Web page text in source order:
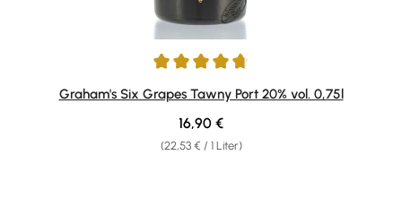
Durchschnittliche Bewertung von 4.77 von 5 Sternen
Graham's Six Grapes Tawny Port 20% vol. 0,75l
(22,53 € / 1 Liter)
Regulärer Preis:
16,90 €